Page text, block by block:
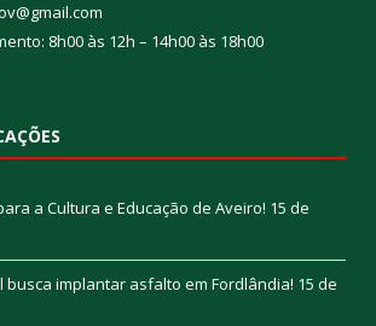
8h00 às 12h – 14h00 às 18h00
a Cultura e Educação de Aveiro! 15 de
busca implantar asfalto em Fordlândia! 15 de